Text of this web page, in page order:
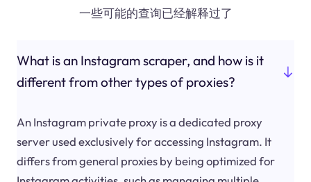
一些可能的查询已经解释过了
What is an Instagram scraper, and how is it
different from other types of proxies?
An Instagram private proxy is a dedicated proxy
server used exclusively for accessing Instagram. It
differs from general proxies by being optimized for